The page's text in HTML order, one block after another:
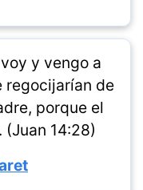
y vengo a
regocijarían de
porque el
(Juan 14:28)